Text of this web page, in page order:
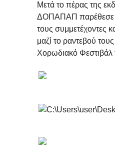
Μετά το πέρας της
ΔΟΠΑΠΑΠ παρέθεσε
τους συμμετέχοντες
μαζί το ραντεβού
Χορωδιακό Φεστιβάλ